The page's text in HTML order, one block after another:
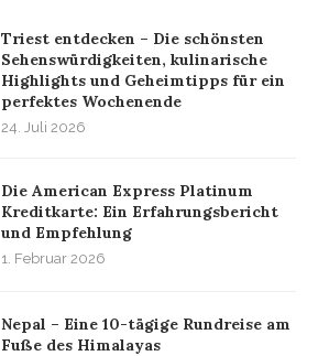
Triest entdecken – Die schönsten
Sehenswürdigkeiten, kulinarische
Highlights und Geheimtipps für ein
perfektes Wochenende
24. Juli 2026
Die American Express Platinum
Kreditkarte: Ein Erfahrungsbericht
und Empfehlung
1. Februar 2026
Nepal – Eine 10-tägige Rundreise am
Fuße des Himalayas